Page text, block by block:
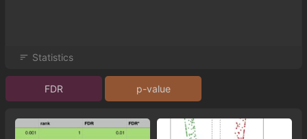
Statistics
FDR p-value